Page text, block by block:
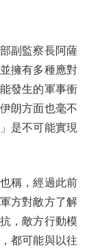
副監察長阿薩
擁有多種應對
發生的軍事衝
朗方面也毫不
是不可能實現
稱，經過此前
方對敵方了解
，敵方行動模
都可能與以往